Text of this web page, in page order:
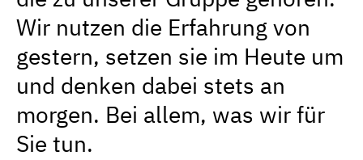
Wir nutzen die Erfahrung von
gestern, setzen sie im Heute um
und denken dabei stets an
morgen. Bei allem, was wir für
Sie tun.